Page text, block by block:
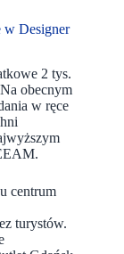
w Designer
2 tys.
obecnym
w ręce
centrum
turystów.